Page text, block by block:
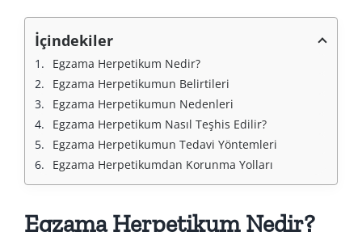
İçindekiler
Egzama Herpetikum Nedir?
Egzama Herpetikumun Belirtileri
Egzama Herpetikumun Nedenleri
Egzama Herpetikum Nasıl Teşhis Edilir?
Egzama Herpetikumun Tedavi Yöntemleri
Egzama Herpetikumdan Korunma Yolları
Egzama Herpetikum Nedir?